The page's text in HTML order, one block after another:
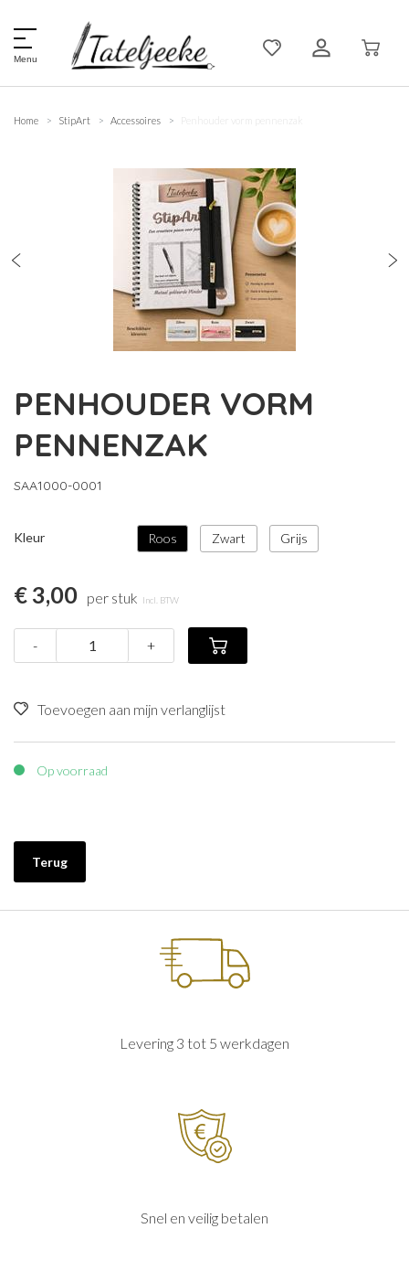
Menu
Home StipArt Accessoires
PENHOUDER VORM
PENNENZAK
SAA1000-0001
Kleur Roos Zwart Grijs
€ 3,00 per stuk Incl. BTW
- +
Toevoegen aan mijn verlanglijst
Op voorraad
Terug
Levering 3 tot 5 werkdagen
Snel en veilig betalen